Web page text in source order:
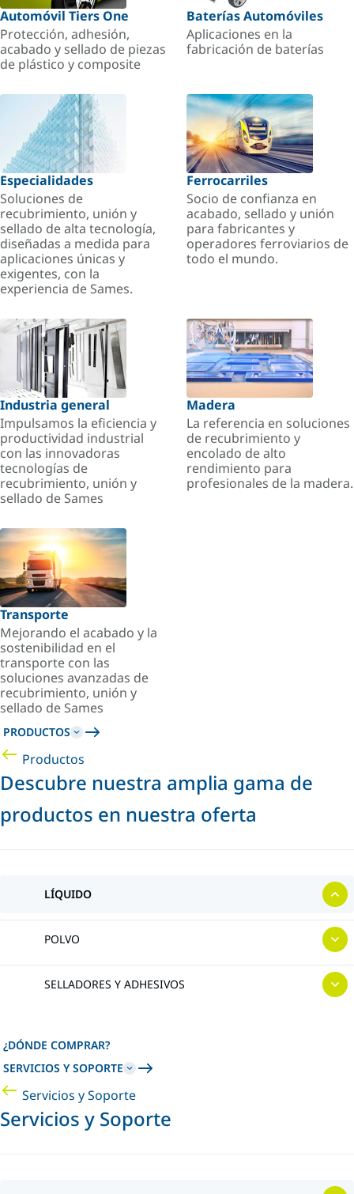
Automóvil Tiers One
Protección, adhesión,
acabado y sellado de piezas
de plástico y composite
Baterías Automóviles
Aplicaciones en la
fabricación de baterías
Especialidades
Soluciones de
recubrimiento, unión y
sellado de alta tecnología,
diseñadas a medida para
aplicaciones únicas y
exigentes, con la
experiencia de Sames.
Ferrocarriles
Socio de confianza en
acabado, sellado y unión
para fabricantes y
operadores ferroviarios de
todo el mundo.
Industria general
Impulsamos la eficiencia y
productividad industrial
con las innovadoras
tecnologías de
recubrimiento, unión y
sellado de Sames
Madera
La referencia en soluciones
de recubrimiento y
encolado de alto
rendimiento para
profesionales de la madera.
Transporte
Mejorando el acabado y la
sostenibilidad en el
transporte con las
soluciones avanzadas de
recubrimiento, unión y
sellado de Sames
PRODUCTOS
Productos
Descubre nuestra amplia gama de
productos en nuestra oferta
LÍQUIDO
POLVO
SELLADORES Y ADHESIVOS
¿DÓNDE COMPRAR?
SERVICIOS Y SOPORTE
Servicios y Soporte
Servicios y Soporte